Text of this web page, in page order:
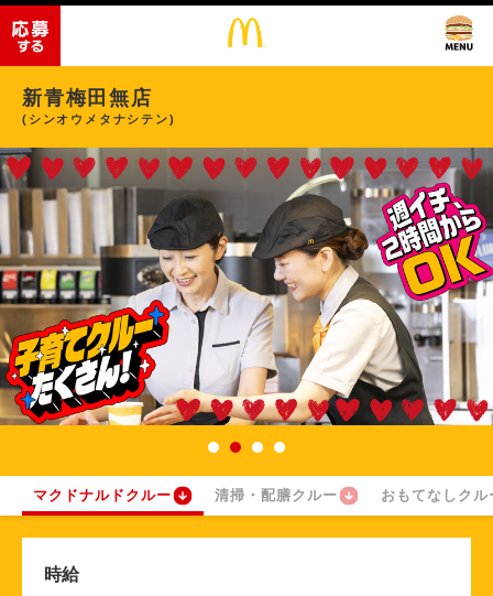
新青梅田無店
(シンオウメタナシテン)
マクドナルドクルー 清掃・配膳クルー おもてなしクル
時給